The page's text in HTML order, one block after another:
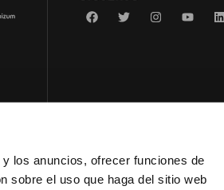
los anuncios, ofrecer funciones de
sobre el uso que haga del sitio web
© 2023 Conservas Serrats